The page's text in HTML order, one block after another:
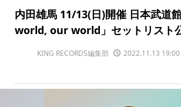
内田雄馬 11/13(日)開催 日本武道
world, our world」セットリスト
KING RECORDS編集部 2022.11.13 19:00